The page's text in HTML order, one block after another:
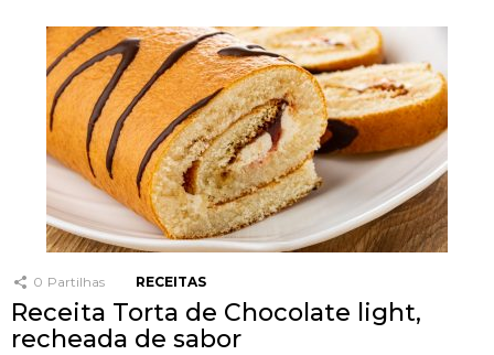
0 Partilhas RECEITAS
Receita Torta de Chocolate light,
recheada de sabor